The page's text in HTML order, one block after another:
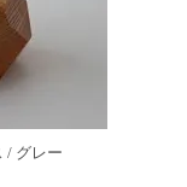
/ グレー